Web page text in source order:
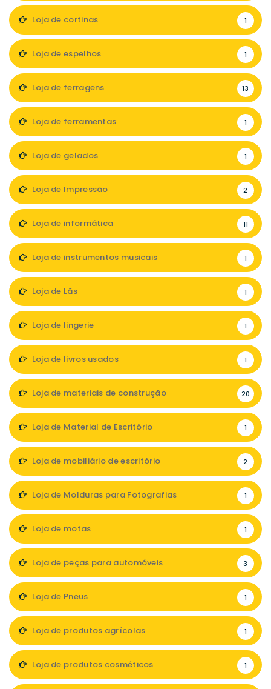
Loja de cortinas 1
Loja de espelhos 1
Loja de ferragens 13
Loja de ferramentas 1
Loja de gelados 1
Loja de Impressão 2
Loja de informática 11
Loja de instrumentos musicais 1
Loja de Lãs 1
Loja de lingerie 1
Loja de livros usados 1
Loja de materiais de construção 20
Loja de Material de Escritório 1
Loja de mobiliário de escritório 2
Loja de Molduras para Fotografias 1
Loja de motas 1
Loja de peças para automóveis 3
Loja de Pneus 1
Loja de produtos agrícolas 1
Loja de produtos cosméticos 1